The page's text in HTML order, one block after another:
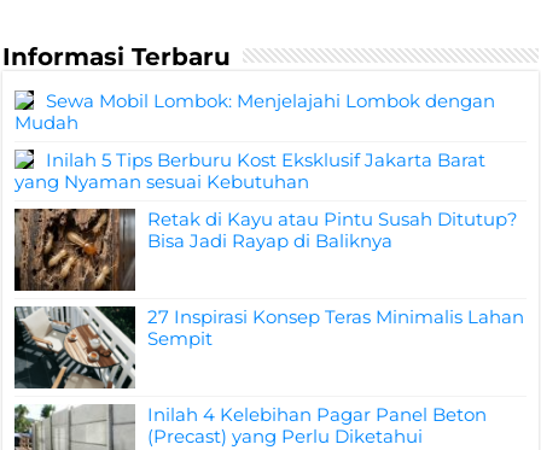
Informasi Terbaru
Sewa Mobil Lombok: Menjelajahi Lombok dengan
Mudah
Inilah 5 Tips Berburu Kost Eksklusif Jakarta Barat
yang Nyaman sesuai Kebutuhan
Retak di Kayu atau Pintu Susah Ditutup?
Bisa Jadi Rayap di Baliknya
27 Inspirasi Konsep Teras Minimalis Lahan
Sempit
Inilah 4 Kelebihan Pagar Panel Beton
(Precast) yang Perlu Diketahui